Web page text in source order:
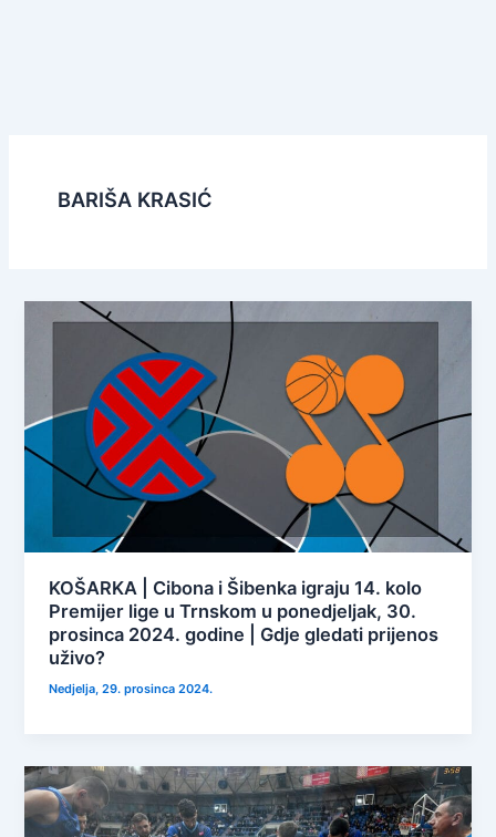
BARIŠA KRASIĆ
KOŠARKA | Cibona i Šibenka igraju 14. kolo
Premijer lige u Trnskom u ponedjeljak, 30.
prosinca 2024. godine | Gdje gledati prijenos
uživo?
Nedjelja, 29. prosinca 2024.